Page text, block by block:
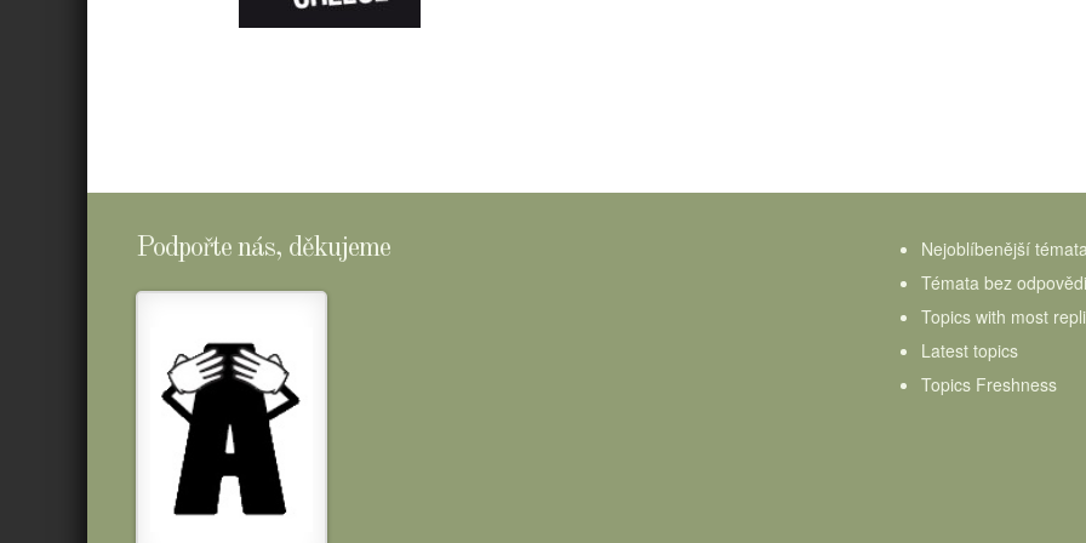
Podpořte nás, děkujeme
Nejoblíbenější
Témata bez odpovědi
Topics with most
Latest topics
Topics Freshness